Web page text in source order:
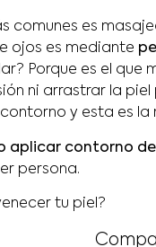
comunes es
ojos es mediante
Porque es el
ni arrastrar la
y esta es la
aplicar contorno
persona.
tu piel?